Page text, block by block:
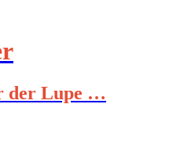
der Lupe …